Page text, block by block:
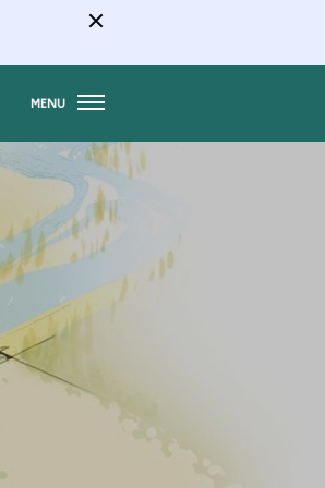
MENU